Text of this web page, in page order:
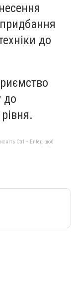
до
до
Ctrl + Enter, щоб